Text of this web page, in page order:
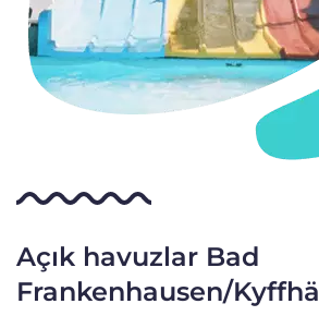
Açık havuzlar Bad
Frankenhausen/